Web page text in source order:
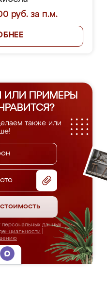
руб. за п.м.
ИЛИ ПРИМЕРЫ
также или
данных